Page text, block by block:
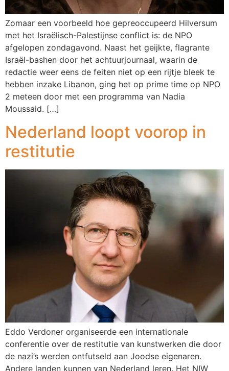
Zomaar een voorbeeld hoe gepreoccupeerd Hilversum
met het Israëlisch-Palestijnse conflict is: de NPO
afgelopen zondagavond. Naast het geijkte, flagrante
Israël-bashen door het achtuurjournaal, waarin de
redactie weer eens de feiten niet op een rijtje bleek te
hebben inzake Libanon, ging het op prime time op NPO
2 meteen door met een programma van Nadia
Moussaid. […]
Nederland loopt voorop in
restitutie
Eddo Verdoner organiseerde een internationale
conferentie over de restitutie van kunstwerken die door
de nazi’s werden ontfutseld aan Joodse eigenaren.
Andere landen kunnen van Nederland leren. Het NIW